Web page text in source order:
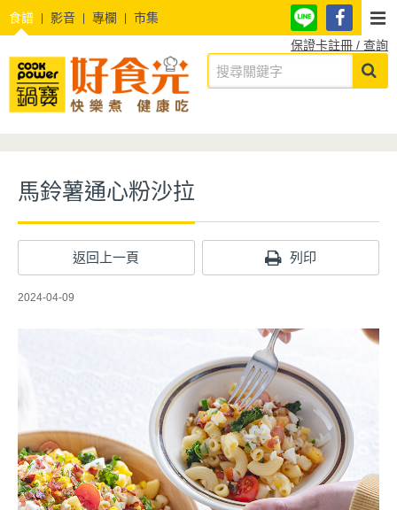
食譜 影音 專欄
市集
保證卡註冊 / 查詢
馬鈴薯通心粉沙拉
返回上一頁 列印
2024-04-09